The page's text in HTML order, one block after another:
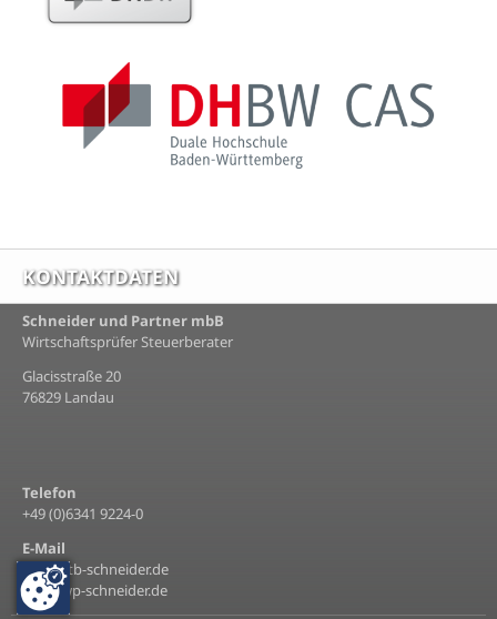
KONTAKTDATEN
Schneider und Partner mbB
Wirtschaftsprüfer Steuerberater
Glacisstraße 20
76829 Landau
Telefon
+49 (0)6341 9224-0
E-Mail
info@stb-schneider.de
info@wp-schneider.de